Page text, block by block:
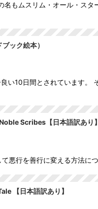
もムスリム・オール・ス
ック絵本）
い10日間とされています
Scribes【日本語訳あり】
悪行を善行に変える方法
【日本語訳あり】